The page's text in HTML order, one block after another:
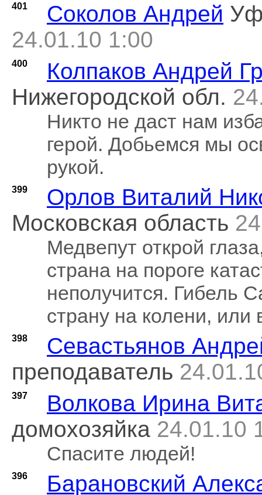
401 Соколов Андрей
24.01.10 1:00
400
Колпаков Андрей
Нижегородской обл.
Никто не даст нам
герой. Добьемся мы
рукой.
399
Орлов Виталий
Московская область
Медвепут открой
страна на пороге
неполучится. Гибель
страну на колени, или
398
Севастьянов
преподаватель
397
Волкова Ирина
домохозяйка 24.01.10
Спасите людей!
396 Барановский